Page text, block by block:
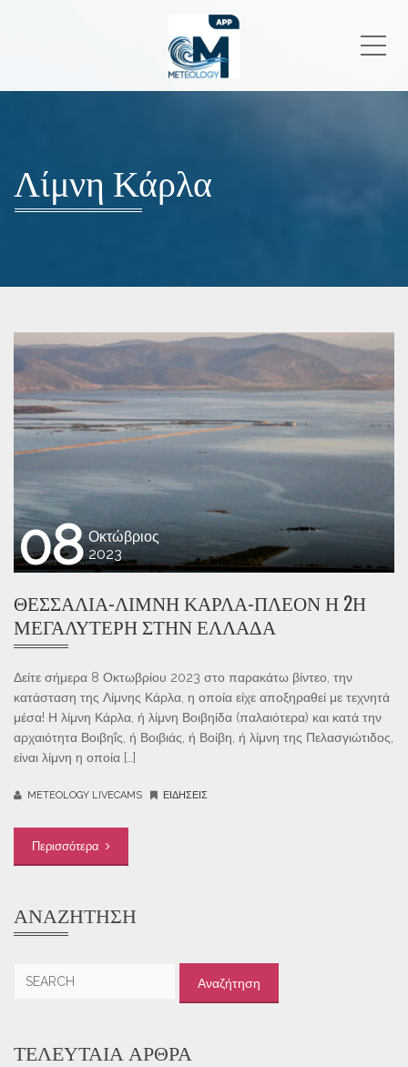
Λίμνη Κάρλα
08 Οκτώβριος
2023
ΘΕΣΣΑΛΊΑ-ΛΊΜΝΗ ΚΆΡΛΑ-ΠΛΈΟΝ Η 2Η
ΜΕΓΑΛΎΤΕΡΗ ΣΤΗΝ ΕΛΛΆΔΑ
Δείτε σήμερα 8 Οκτωβρίου 2023 στο παρακάτω βίντεο, την
κατάσταση της Λίμνης Κάρλα, η οποία είχε αποξηραθεί με τεχνητά
μέσα! Η λίμνη Κάρλα, ή λίμνη Βοιβηίδα (παλαιότερα) και κατά την
αρχαιότητα Βοιβηΐς, ή Βοιβιάς, ή Βοίβη, ή λίμνη της Πελασγιώτιδος,
είναι λίμνη η οποία […]
METEOLOGY LIVECAMS ΕΙΔΉΣΕΙΣ
Περισσότερα
ΑΝΑΖΉΤΗΣΗ
ΤΕΛΕΥΤΑΊΑ ΆΡΘΡΑ